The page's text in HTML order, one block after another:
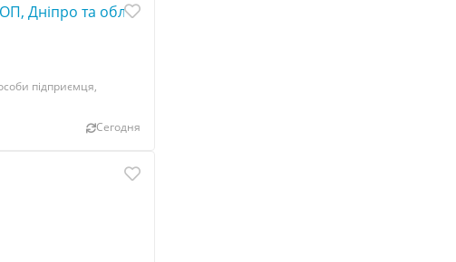
Дніпро та область (недорого)
підприємця,
Сегодня